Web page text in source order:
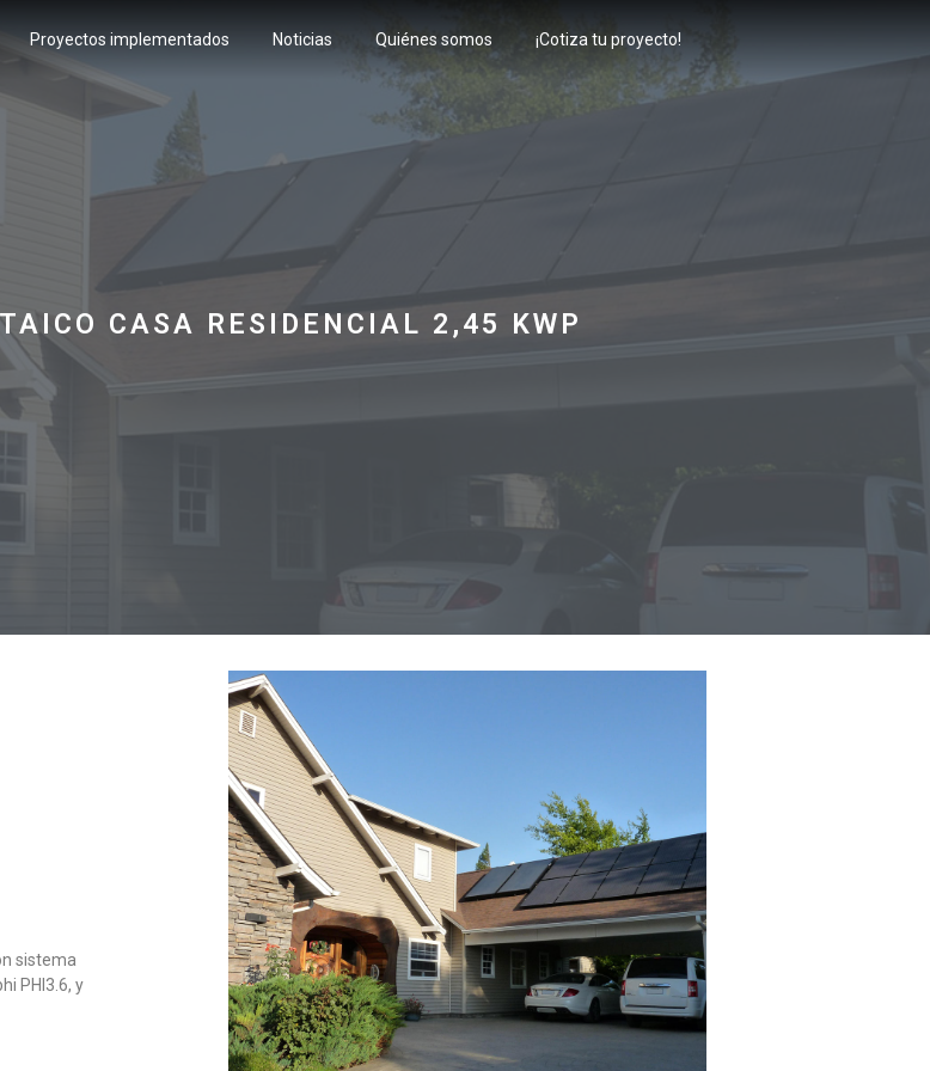
Proyectos implementados Noticias Quiénes somos ¡Cotiza tu proyecto!
CASA RESIDENCIAL 2,45 KWP
sistema
PHI3.6, y